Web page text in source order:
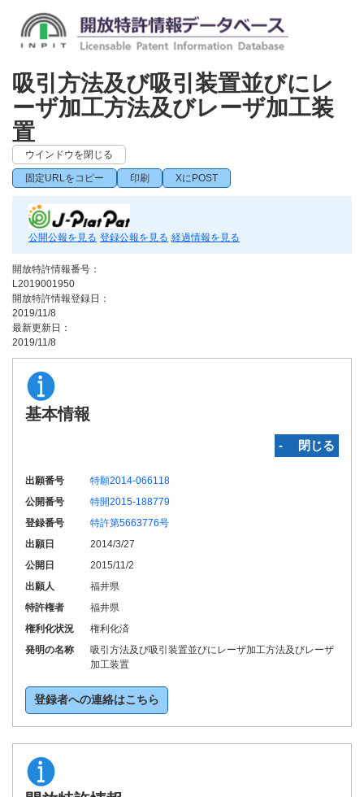
吸引方法及び吸引装置並びにレ
ーザ加工方法及びレーザ加工装
置
ウインドウを閉じる
固定URLをコピー 印刷 XにPOST
公開公報を見る 登録公報を見る 経過情報を見る
開放特許情報番号：
L2019001950
開放特許情報登録日：
2019/11/8
最新更新日：
2019/11/8
基本情報
‐ 閉じる
出願番号
特願2014-066118
公開番号
特開2015-188779
登録番号
特許第5663776号
出願日
2014/3/27
公開日
2015/11/2
出願人
福井県
特許権者
福井県
権利化状況
権利化済
発明の名称
吸引方法及び吸引装置並びにレーザ加工方法及びレーザ
加工装置
登録者への連絡はこちら